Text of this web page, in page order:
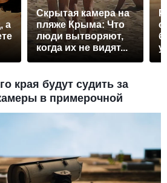
а
Скрытая камера на
пляже Крыма: Что
люди вытворяют,
когда их не видят...
края будут судить за
в примерочной